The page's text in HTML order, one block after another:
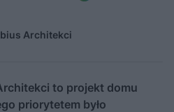
Architekci
to projekt domu
priorytetem było